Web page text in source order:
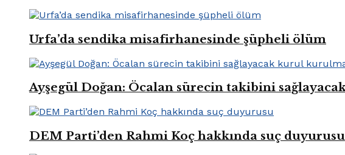
Urfa’da sendika misafirhanesinde şüpheli ölüm
Ayşegül Doğan: Öcalan sürecin takibini
DEM Parti’den Rahmi Koç hakkında suç duyurusu